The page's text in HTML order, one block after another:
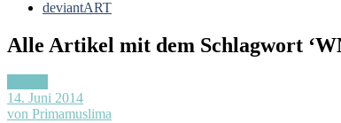
deviantART
Alle Artikel mit dem Schlagwort ‘
14. Juni 2014
von Primamuslima